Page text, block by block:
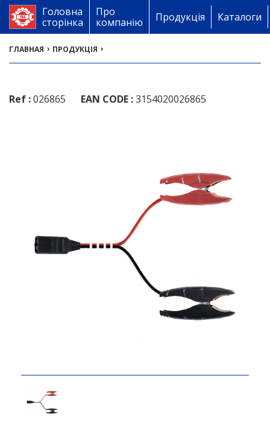
Головна
сторінка
Про
компанію
Продукція Каталоги
ГЛАВНАЯ › ПРОДУКЦІЯ ›
Ref :026865 EAN CODE :3154020026865